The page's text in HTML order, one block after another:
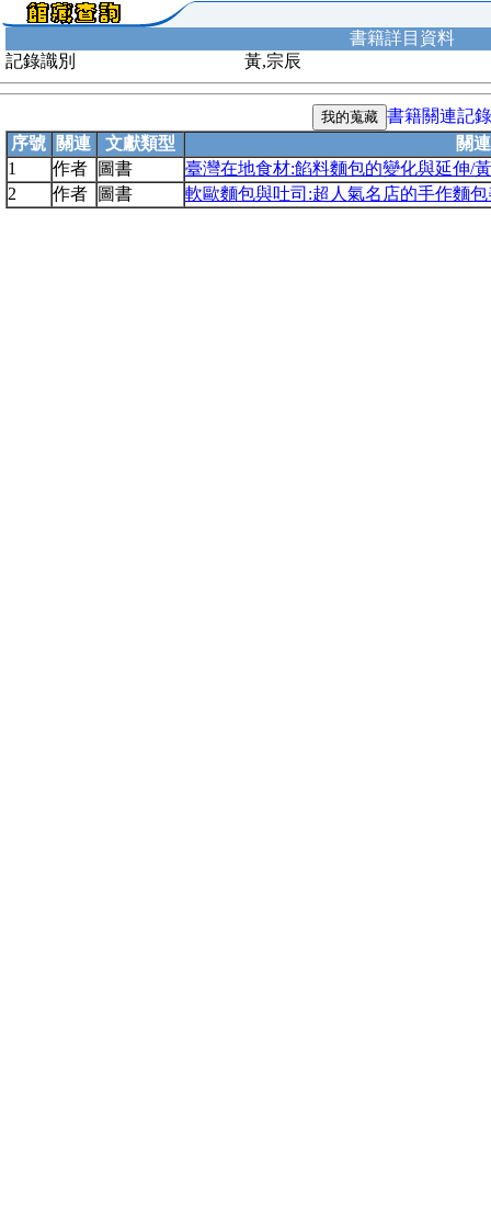
書籍詳目資料
記錄識別
黃,宗辰
書籍關連記錄
序號
關連 文獻類型
關
1
作者 圖書
臺灣在地食材:餡料麵包的變化與延伸/
2
作者 圖書 軟歐麵包與吐司:超人氣名店的手作麵